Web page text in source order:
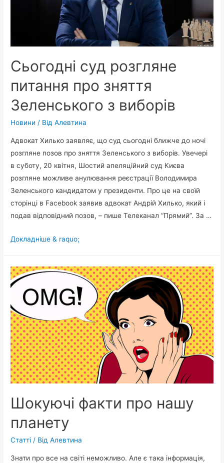
Сьогодні суд розгляне
питання про зняття
Зеленського з виборів
Новини / ВідАлевтина
Адвокат Хилько заявляє, що суд сьогодні ближче до ночі
розгляне позов про зняття Зеленського з виборів. Увечері
в суботу, 20 квітня, Шостий апеляційний суд Києва
розгляне можливе анулювання реєстрації Володимира
Зеленського кандидатом у президенти. Про це на своїй
сторінці в Facebook заявив адвокат Андрій Хилько, який і
подав відповідний позов, – пише Телеканал “Прямий”. За …
Сьогодні
питання
про
зняття
Зеленського
з
виборів
Докладніше & raquo;
Шокуючі факти про нашу
планету
Статті / ВідАлевтина
Знати про все на світі неможливо. Але є така інформація,